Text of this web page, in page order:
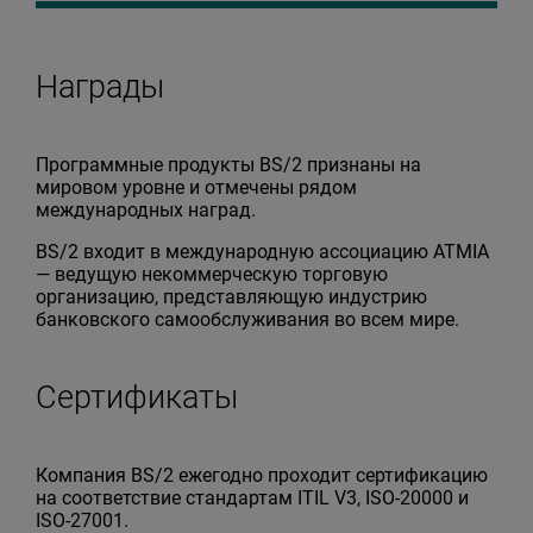
Награды
Программные продукты BS/2 признаны на
мировом уровне и отмечены рядом
международных наград.
BS/2 входит в международную ассоциацию ATMIA
— ведущую некоммерческую торговую
организацию, представляющую индустрию
банковского самообслуживания во всем мире.
Сертификаты
Компания BS/2 ежегодно проходит сертификацию
на соответствие стандартам ITIL V3, ISO-20000 и
ISO-27001.